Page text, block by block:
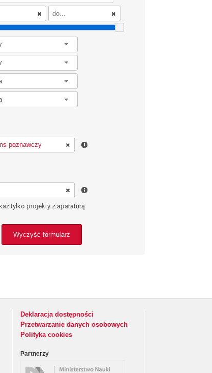
tylko projekty z aparaturą
Wyczyść formularz
Deklaracja dostępności
Przetwarzanie danych osobowych
Polityka cookies
Partnerzy